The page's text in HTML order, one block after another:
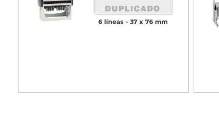
6 líneas 37 x 76 mm